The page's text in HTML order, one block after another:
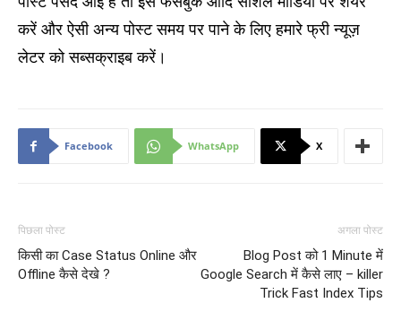
करें और ऐसी अन्य पोस्ट समय पर पाने के लिए हमारे फ्री न्यूज़
लेटर को सब्सक्राइब करें।
Facebook WhatsApp X
पिछला पोस्ट
किसी का Case Status Online और
Offline कैसे देखे ?
अगला पोस्ट
Blog Post को 1 Minute में
Google Search में कैसे लाए – killer
Trick Fast Index Tips